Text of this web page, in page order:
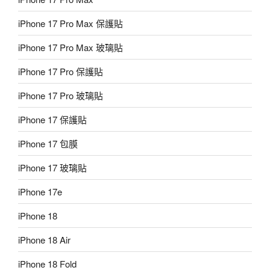
iPhone 17 Pro Max 保護貼
iPhone 17 Pro Max 玻璃貼
iPhone 17 Pro 保護貼
iPhone 17 Pro 玻璃貼
iPhone 17 保護貼
iPhone 17 包膜
iPhone 17 玻璃貼
iPhone 17e
iPhone 18
iPhone 18 Air
iPhone 18 Fold